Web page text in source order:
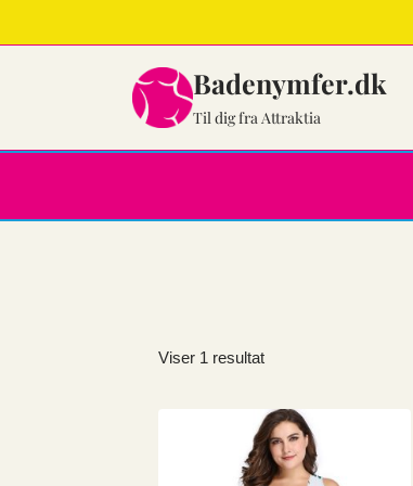
til
Badenymfer.dk
Til dig fra Attraktia
Viser 1 resultat